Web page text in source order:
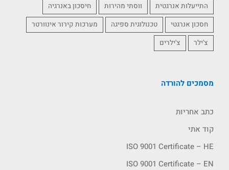
התייעלות אנרגטית
ווסתי מהירות
חיסכון באנרגיה
חסכון אנרגטי
טכנולוגית ספיגה
מערכות קירור אינוורטר
צ'ילר
צ'ילרים
מסמכים להורדה
כתב אחריות
קוד אתי
ISO 9001 Certificate – HE
ISO 9001 Certificate – EN